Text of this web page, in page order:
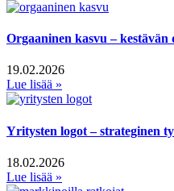
Orgaaninen kasvu –
19.02.2026
Lue lisää »
Yritysten logot – strateginen
18.02.2026
Lue lisää »